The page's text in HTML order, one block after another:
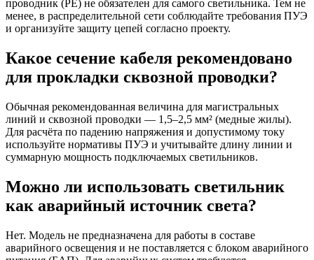
проводник (PE) не обязателен для самого светильника. Тем не
менее, в распределительной сети соблюдайте требования ПУЭ
и организуйте защиту цепей согласно проекту.
Какое сечение кабеля рекомендовано
для прокладки сквозной проводки?
Обычная рекомендованная величина для магистральных
линий и сквозной проводки — 1,5–2,5 мм² (медные жилы).
Для расчёта по падению напряжения и допустимому току
используйте нормативы ПУЭ и учитывайте длину линии и
суммарную мощность подключаемых светильников.
Можно ли использовать светильник
как аварийный источник света?
Нет. Модель не предназначена для работы в составе
аварийного освещения и не поставляется с блоком аварийного